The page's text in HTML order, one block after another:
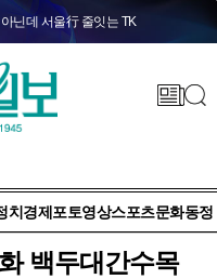
닌데 서울行 줄잇는 TK
치 경제 포토영상스포츠문화동정
백두대간수목